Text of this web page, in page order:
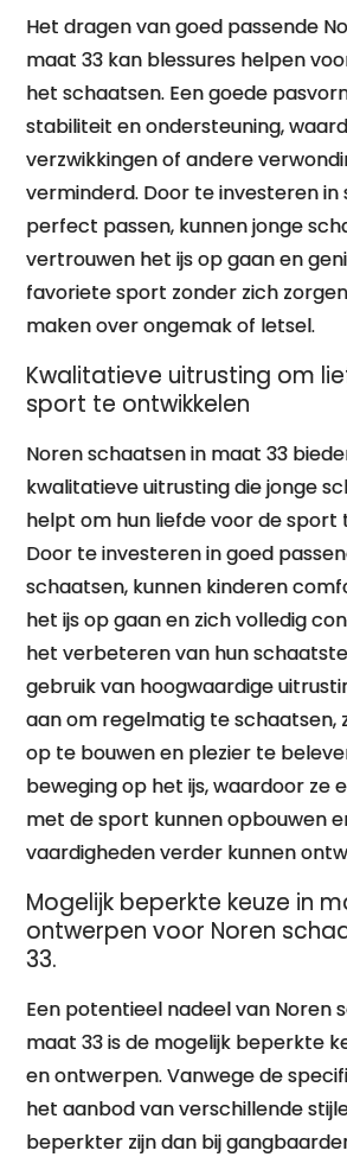
Het dragen van goed passende
maat 33 kan blessures helpen
het schaatsen. Een goede
stabiliteit en ondersteuning,
verzwikkingen of andere
verminderd. Door te investeren in
perfect passen, kunnen jonge
vertrouwen het ijs op gaan en
favoriete sport zonder zich
maken over ongemak of letsel.
Kwalitatieve uitrusting om
sport te ontwikkelen
Noren schaatsen in maat 33
kwalitatieve uitrusting die jonge
helpt om hun liefde voor de sport
Door te investeren in goed
schaatsen, kunnen kinderen
het ijs op gaan en zich volledig
het verbeteren van hun
gebruik van hoogwaardige
aan om regelmatig te schaatsen,
op te bouwen en plezier te
beweging op het ijs, waardoor ze
met de sport kunnen opbouwen
vaardigheden verder kunnen
Mogelijk beperkte keuze in
ontwerpen voor Noren
33.
Een potentieel nadeel van Noren
maat 33 is de mogelijk beperkte
en ontwerpen. Vanwege de
het aanbod van verschillende
beperkter zijn dan bij